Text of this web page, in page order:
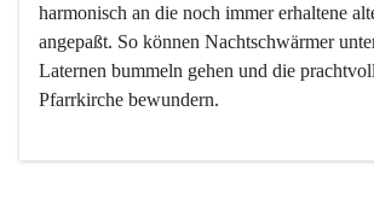
harmonisch an die noch immer erhaltene
angepaßt. So können Nachtschwärmer
Laternen bummeln gehen und die
Pfarrkirche bewundern.
Der Weinbau dominert heute nicht mehr,